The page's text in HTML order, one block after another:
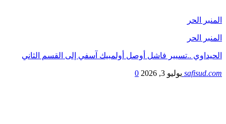
المنبر الحر
المنبر الحر
الحيداوي ..تسيير فاشل أوصل أولمبيك آسفي إلى القسم الثاني
safisud.com يوليو 3, 2026 0